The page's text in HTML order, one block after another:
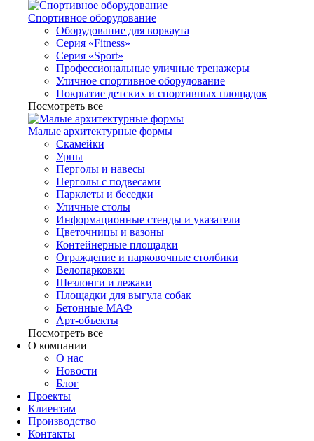
Спортивное оборудование
Оборудование для воркаута
Серия «Fitness»
Серия «Sport»
Профессиональные уличные тренажеры
Уличное спортивное оборудование
Покрытие детских и спортивных площадок
Посмотреть все
Малые архитектурные формы
Скамейки
Урны
Перголы и навесы
Перголы с подвесами
Парклеты и беседки
Уличные столы
Информационные стенды и указатели
Цветочницы и вазоны
Контейнерные площадки
Ограждение и парковочные столбики
Велопарковки
Шезлонги и лежаки
Площадки для выгула собак
Бетонные МАФ
Арт-объекты
Посмотреть все
О компании
О нас
Новости
Блог
Проекты
Клиентам
Производство
Контакты